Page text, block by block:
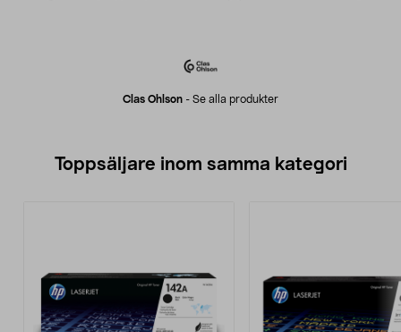
Clas Ohlson - Se alla produkter
Toppsäljare inom samma kategori